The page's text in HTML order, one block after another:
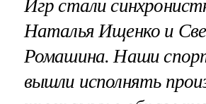
Игр стали
Наталья Ищенко и
Ромашина. Наши
вышли исполнять